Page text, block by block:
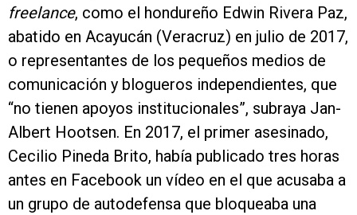
freelance, como el hondureño Edwin Rivera Paz,
abatido en Acayucán (Veracruz) en julio de 2017,
o representantes de los pequeños medios de
comunicación y blogueros independientes, que
“no tienen apoyos institucionales”, subraya Jan-
Albert Hootsen. En 2017, el primer asesinado,
Cecilio Pineda Brito, había publicado tres horas
antes en Facebook un vídeo en el que acusaba a
un grupo de autodefensa que bloqueaba una